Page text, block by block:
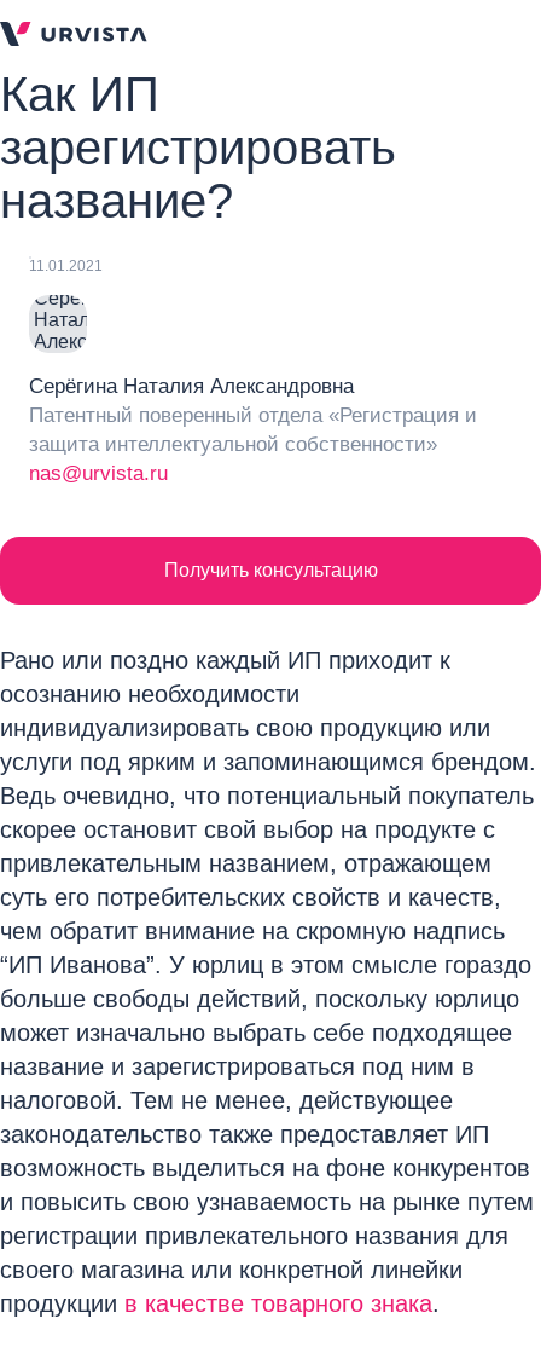
Как ИП
зарегистрировать
название?
11.01.2021
Серёгина Наталия Александровна
Патентный поверенный отдела «Регистрация и
защита интеллектуальной собственности»
nas@urvista.ru
Получить консультацию
Рано или поздно каждый ИП приходит к
осознанию необходимости
индивидуализировать свою продукцию или
услуги под ярким и запоминающимся брендом.
Ведь очевидно, что потенциальный покупатель
скорее остановит свой выбор на продукте с
привлекательным названием, отражающем
суть его потребительских свойств и качеств,
чем обратит внимание на скромную надпись
“ИП Иванова”. У юрлиц в этом смысле гораздо
больше свободы действий, поскольку юрлицо
может изначально выбрать себе подходящее
название и зарегистрироваться под ним в
налоговой. Тем не менее, действующее
законодательство также предоставляет ИП
возможность выделиться на фоне конкурентов
и повысить свою узнаваемость на рынке путем
регистрации привлекательного названия для
своего магазина или конкретной линейки
продукции в качестве товарного знака.